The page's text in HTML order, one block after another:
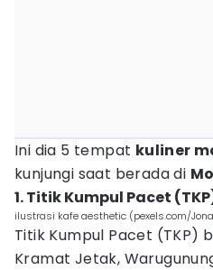
Ini dia 5 tempat kuliner
kunjungi saat berada di
1. Titik Kumpul Pacet
ilustrasi kafe aesthetic (pexels.com/
Titik Kumpul Pacet (TKP)
Kramat Jetak,